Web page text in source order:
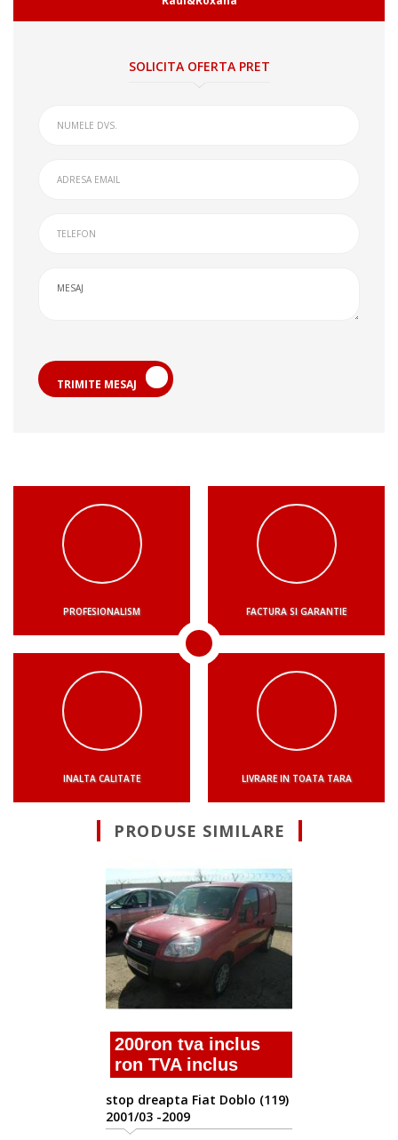
SOLICITA OFERTA PRET
TRIMITE MESAJ
PROFESIONALISM FACTURA SI GARANTIE
INALTA CALITATE LIVRARE IN TOATA TARA
PRODUSE SIMILARE
Suna pentru
stop dreapta Fiat
2001/03 -2009